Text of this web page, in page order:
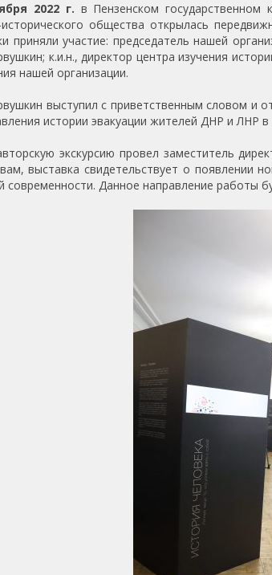
2022 г. в Пензенском государственном
общества открылась
приняли участие: председатель нашей
к.и.н., директор центра изучения
нашей организации.
выступил с приветственным словом и
истории эвакуации жителей ДНР и ЛНР
экскурсию провел заместитель
выставка свидетельствует о появлении
современности. Данное направление работы